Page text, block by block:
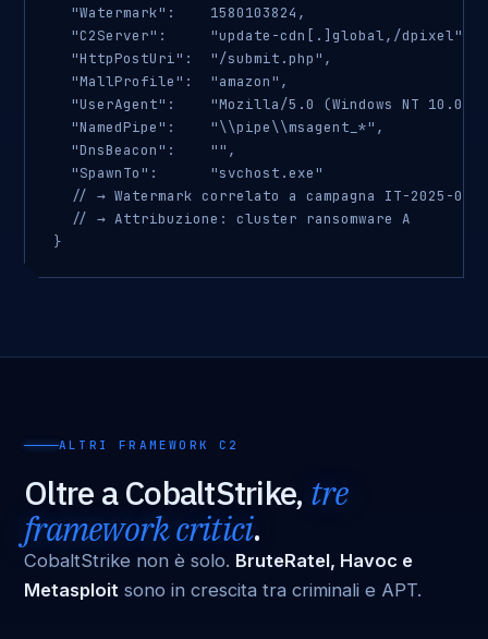
  "Watermark":    1580103824,
  "C2Server":     "update-cdn[.]global,/dpixel",
  "HttpPostUri":  "/submit.php",
  "MallProfile":  "amazon",
"UserAgent":    "Mozilla/5.0 (Windows NT 10.0;
  "NamedPipe":    "\\pipe\\msagent_*",
  "DnsBeacon":    "",
  "SpawnTo":      "svchost.exe"
  // → Watermark correlato a campagna IT-2025-047
  // → Attribuzione: cluster ransomware A
}
ALTRI FRAMEWORK C2
Oltre a CobaltStrike, tre
framework critici.
CobaltStrike non è solo. BruteRatel, Havoc e
Metasploit sono in crescita tra criminali e APT.